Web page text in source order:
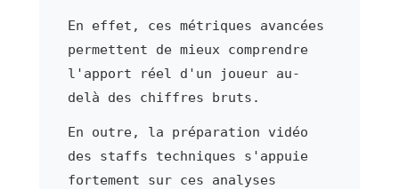
En effet, ces métriques avancées
permettent de mieux comprendre
l'apport réel d'un joueur au-
delà des chiffres bruts.
En outre, la préparation vidéo
des staffs techniques s'appuie
fortement sur ces analyses